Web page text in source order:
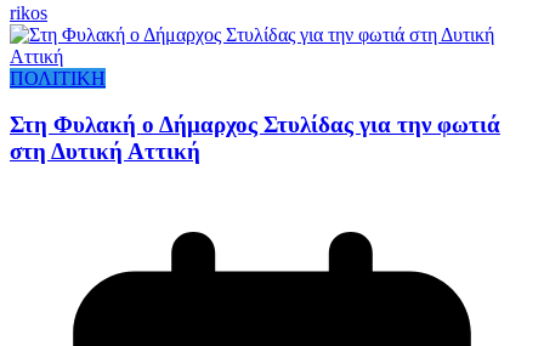
rikos
ΠΟΛΙΤΙΚΗ
Στη Φυλακή ο Δήμαρχος Στυλίδας για την φωτιά
στη Δυτική Αττική